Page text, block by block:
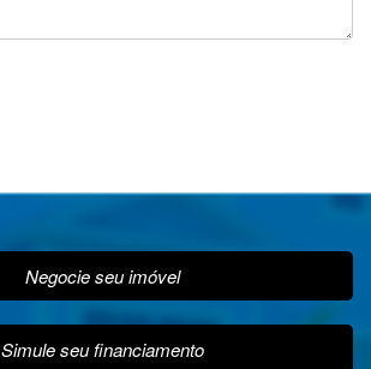
Negocie seu imóvel
Simule seu financiamento